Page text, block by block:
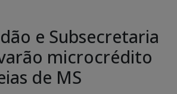
e Subsecretaria
microcrédito
de MS